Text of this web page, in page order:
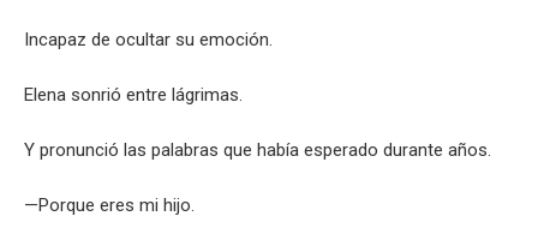
Incapaz de ocultar su emoción.
Elena sonrió entre lágrimas.
Y pronunció las palabras que había esperado durante años.
—Porque eres mi hijo.